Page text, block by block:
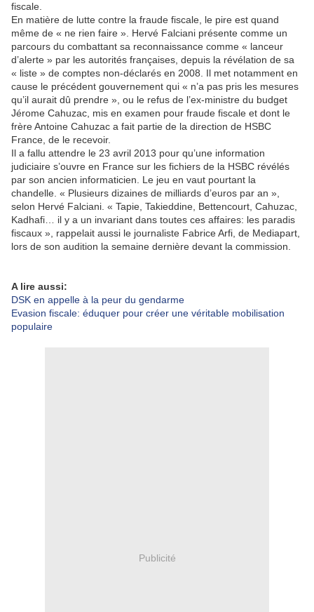
fiscale.
En matière de lutte contre la fraude fiscale, le pire est quand
même de « ne rien faire ». Hervé Falciani présente comme un
parcours du combattant sa reconnaissance comme « lanceur
d’alerte » par les autorités françaises, depuis la révélation de sa
« liste » de comptes non-déclarés en 2008. Il met notamment en
cause le précédent gouvernement qui « n’a pas pris les mesures
qu’il aurait dû prendre », ou le refus de l’ex-ministre du budget
Jérome Cahuzac, mis en examen pour fraude fiscale et dont le
frère Antoine Cahuzac a fait partie de la direction de HSBC
France, de le recevoir.
Il a fallu attendre le 23 avril 2013 pour qu’une information
judiciaire s’ouvre en France sur les fichiers de la HSBC révélés
par son ancien informaticien. Le jeu en vaut pourtant la
chandelle. « Plusieurs dizaines de milliards d’euros par an »,
selon Hervé Falciani. « Tapie, Takieddine, Bettencourt, Cahuzac,
Kadhafi… il y a un invariant dans toutes ces affaires: les paradis
fiscaux », rappelait aussi le journaliste Fabrice Arfi, de Mediapart,
lors de son audition la semaine dernière devant la commission.
A lire aussi:
DSK en appelle à la peur du gendarme
Evasion fiscale: éduquer pour créer une véritable mobilisation
populaire
Publicité